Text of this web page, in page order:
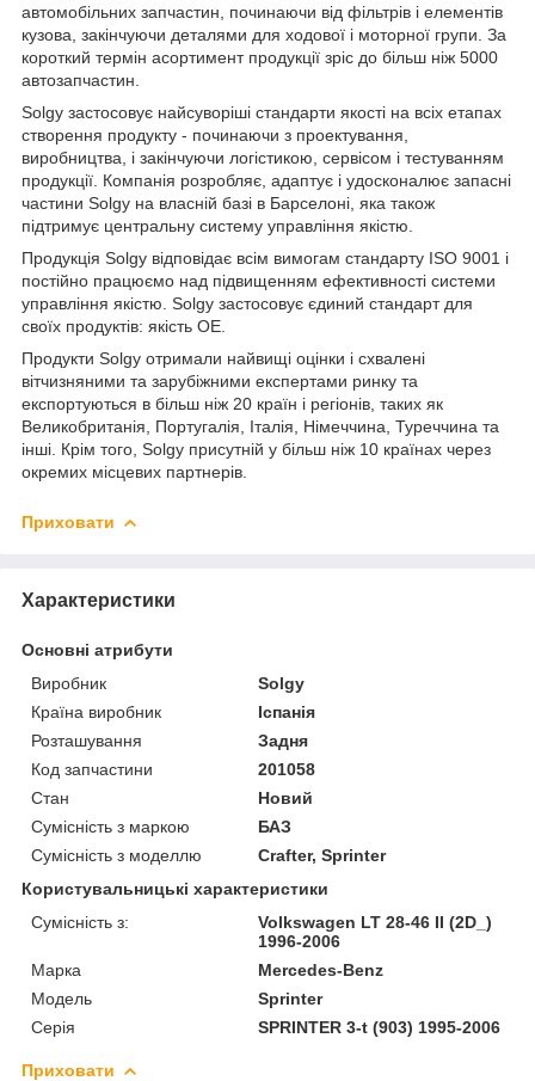
автомобільних запчастин, починаючи від фільтрів і елементів
кузова, закінчуючи деталями для ходової і моторної групи. За
короткий термін асортимент продукції зріс до більш ніж 5000
автозапчастин.
Solgy застосовує найсуворіші стандарти якості на всіх етапах
створення продукту - починаючи з проектування,
виробництва, і закінчуючи логістикою, сервісом і тестуванням
продукції. Компанія розробляє, адаптує і удосконалює запасні
частини Solgy на власній базі в Барселоні, яка також
підтримує центральну систему управління якістю.
Продукція Solgy відповідає всім вимогам стандарту ISO 9001 і
постійно працюємо над підвищенням ефективності системи
управління якістю. Solgy застосовує єдиний стандарт для
своїх продуктів: якість OE.
Продукти Solgy отримали найвищі оцінки і схвалені
вітчизняними та зарубіжними експертами ринку та
експортуються в більш ніж 20 країн і регіонів, таких як
Великобританія, Португалія, Італія, Німеччина, Туреччина та
інші. Крім того, Solgy присутній у більш ніж 10 країнах через
окремих місцевих партнерів.
Приховати
Характеристики
Основні атрибути
Виробник
Solgy
Країна виробник
Іспанія
Розташування
Задня
Код запчастини
201058
Стан
Новий
Сумісність з маркою
БАЗ
Сумісність з моделлю
Crafter, Sprinter
Користувальницькі характеристики
Сумісність з:
Volkswagen LT 28-46 II (2D_)
1996-2006
Марка
Mercedes-Benz
Модель
Sprinter
Серія
SPRINTER 3-t (903) 1995-2006
Приховати